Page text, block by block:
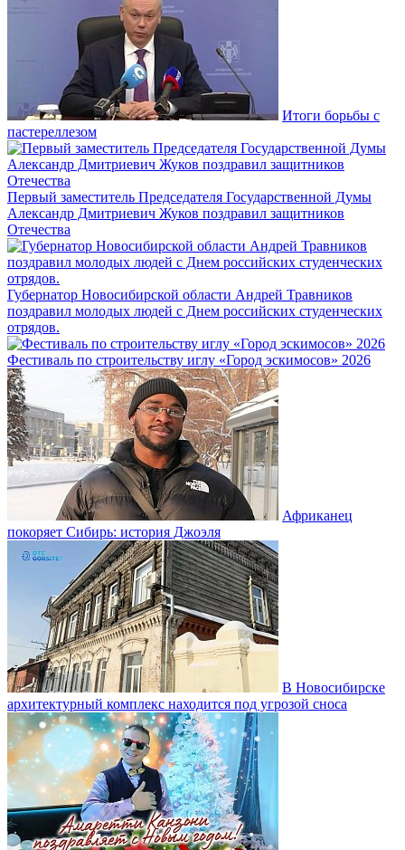
Итоги борьбы с
пастереллезом
Первый заместитель Председателя Государственной Думы
Александр Дмитриевич Жуков поздравил защитников
Отечества
Губернатор Новосибирской области Андрей Травников
поздравил молодых людей с Днем российских студенческих
отрядов.
Фестиваль по строительству иглу «Город эскимосов» 2026
Африканец
покоряет Сибирь: история Джоэля
В Новосибирске
архитектурный комплекс находится под угрозой сноса